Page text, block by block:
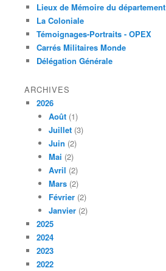
Lieux de Mémoire du département
La Coloniale
Témoignages-Portraits - OPEX
Carrés Militaires Monde
Délégation Générale
ARCHIVES
2026
Août (1)
Juillet (3)
Juin (2)
Mai (2)
Avril (2)
Mars (2)
Février (2)
Janvier (2)
2025
2024
2023
2022